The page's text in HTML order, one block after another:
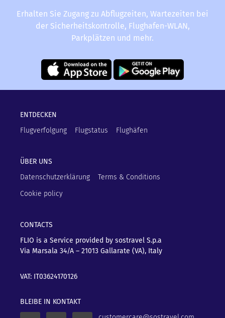
Erhalten Sie Zugang zu Abflugzeiten, Wartezeiten bei
der Sicherheitskontrolle, Flughafen-WLAN,
Parkplätzen und mehr.
ENTDECKEN
Flugverfolgung
Flugstatus Flughäfen
ÜBER UNS
Datenschutzerklärung
Terms & Conditions
Cookie policy
CONTACTS
FLIO is a Service provided by sostravel S.p.a
Via Marsala 34/A – 21013 Gallarate (VA), Italy
VAT: IT03624170126
BLEIBE IN KONTAKT